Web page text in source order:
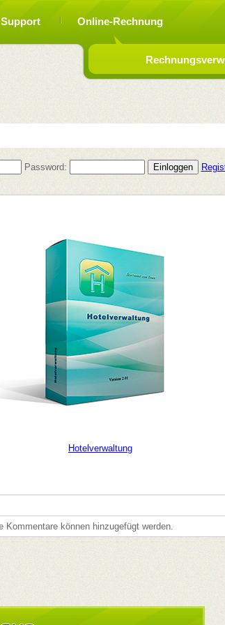
Support Online-Rechnung
Password:
Hotelverwaltung
können hinzugefügt werden.